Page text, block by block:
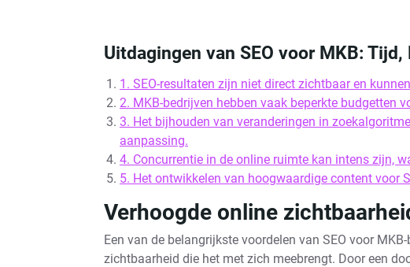
Uitdagingen van SEO voor MKB:
1. SEO-resultaten zijn niet direct zichtbaar en
2. MKB-bedrijven hebben vaak beperkte budgetten
3. Het bijhouden van veranderingen in
aanpassing.
4. Concurrentie in de online ruimte kan intens zijn,
5. Het ontwikkelen van hoogwaardige content voor
Verhoogde online
Een van de belangrijkste voordelen van SEO voor
zichtbaarheid die het met zich meebrengt. Door een